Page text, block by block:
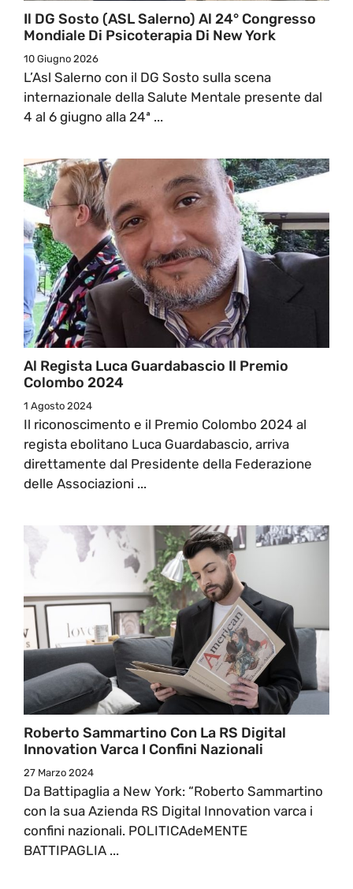
Il DG Sosto (ASL Salerno) Al 24° Congresso
Mondiale Di Psicoterapia Di New York
10 Giugno 2026
L’Asl Salerno con il DG Sosto sulla scena
internazionale della Salute Mentale presente dal
4 al 6 giugno alla 24ª ...
Al Regista Luca Guardabascio Il Premio
Colombo 2024
1 Agosto 2024
Il riconoscimento e il Premio Colombo 2024 al
regista ebolitano Luca Guardabascio, arriva
direttamente dal Presidente della Federazione
delle Associazioni ...
Roberto Sammartino Con La RS Digital
Innovation Varca I Confini Nazionali
27 Marzo 2024
Da Battipaglia a New York: “Roberto Sammartino
con la sua Azienda RS Digital Innovation varca i
confini nazionali. POLITICAdeMENTE
BATTIPAGLIA ...